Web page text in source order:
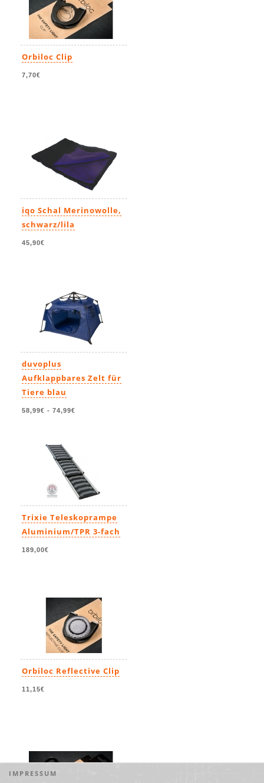
Orbiloc Clip
7,70€
iqo Schal Merinowolle,
schwarz/lila
45,90€
duvoplus
Aufklappbares Zelt für
Tiere blau
58,99€ - 74,99€
Trixie Teleskoprampe
Aluminium/TPR 3-fach
189,00€
Orbiloc Reflective Clip
11,15€
IMPRESSUM